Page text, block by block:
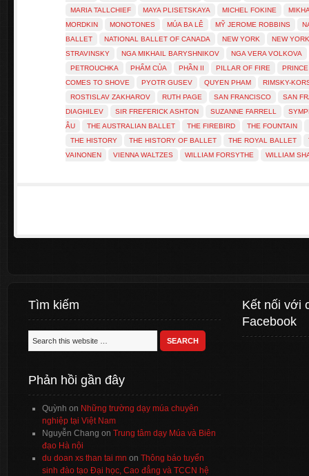
MARIA TALLCHIEF
MAYA PLISETSKAYA MICHEL FOKINE
MORDKIN
MONOTONES MÚA BA LÊ MỸ JEROME ROBBINS
BALLET
NATIONAL BALLET OF CANADA NEW YORK
NEW
STRAVINSKY
NGA MIKHAIL BARYSHNIKOV
NGA VERA VOLKOVA
PETROUCHKA
PHẨM CỦA PHẦN II PILLAR OF FIRE
COMES TO SHOVE
PYOTR GUSEV QUYEN PHAM
RIMSKY-
ROSTISLAV ZAKHAROV
RUTH PAGE SAN FRANCISCO
SAN
DIAGHILEV
SIR FREFERICK ASHTON SUZANNE FARRELL
ÂU
THE AUSTRALIAN BALLET THE FIREBIRD
THE FOUNTAIN
THE HISTORY
THE HISTORY OF BALLET THE ROYAL BALLET
VAINONEN
VIENNA WALTZES WILLIAM FORSYTHE WILLIAM
Tìm kiếm
Phản hồi gần đây
Quỳnh on Những trường dạy múa chuyên
nghiệp tại Việt Nam
Nguyễn Chang on Trung tâm dạy Múa và Biên
đạo Hà nội
du doan xs than tai mn on Thông báo tuyển
sinh đào tạo Đại học, Cao đẳng và TCCN hệ
Kết nối với
Facebook